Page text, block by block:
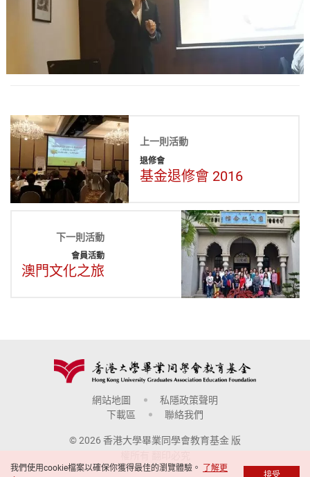
上一則活動
退修會
基金退修會 2016
下一則活動
會員活動
澳門文化之旅
網站地圖
私隱政策聲明
下載區
聯絡我們
© 2026 香港大學畢業同學會教育基金 版
我們使用cookie檔案以確保你獲得最佳的瀏覽體驗。 了解更
接受